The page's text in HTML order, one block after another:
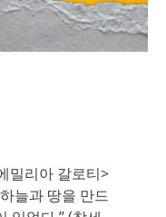
밀리아 갈로티>
늘과 땅을 만드